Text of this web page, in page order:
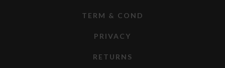
TERM & COND
PRIVACY
RETURNS